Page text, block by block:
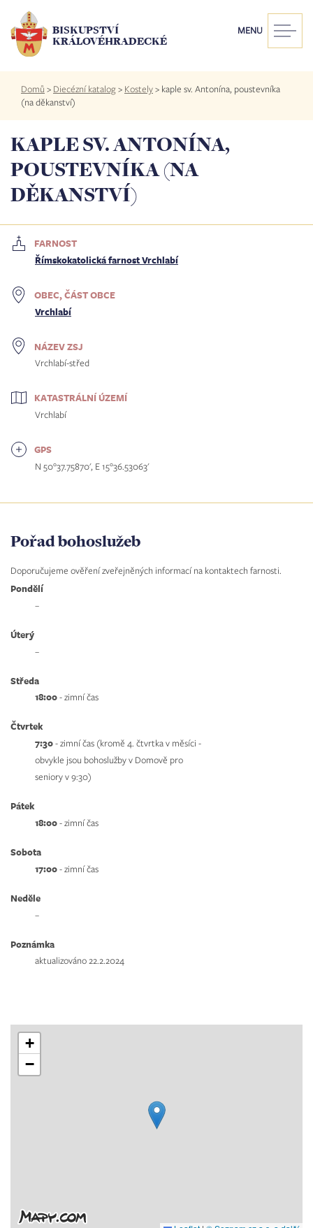
hlavnímu
obsahu
BISKUPSTVÍ
KRÁLOVÉHRADECKÉ
MENU
Drobečková
navigace
Domů > Diecézní katalog> Kostely> kaple sv. Antonína, poustevníka
(na děkanství)
KAPLE SV. ANTONÍNA,
POUSTEVNÍKA (NA
DĚKANSTVÍ)
FARNOST
Římskokatolická farnost Vrchlabí
OBEC, ČÁST OBCE
Vrchlabí
NÁZEV ZSJ
Vrchlabí-střed
KATASTRÁLNÍ ÚZEMÍ
Vrchlabí
GPS
N 50°37.75870', E 15°36.53063'
Pořad bohoslužeb
Doporučujeme ověření zveřejněných informací na kontaktech farnosti.
Pondělí
–
Úterý
–
Středa
18:00- zimní čas
Čtvrtek
7:30- zimní čas (kromě 4. čtvrtka v měsíci -
obvykle jsou bohoslužby v Domově pro
seniory v 9:30)
Pátek
18:00- zimní čas
Sobota
17:00- zimní čas
Neděle
–
Poznámka
aktualizováno 22.2.2024
+
−